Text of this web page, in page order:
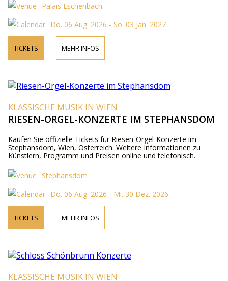
Palais Eschenbach
Do. 06 Aug. 2026 - So. 03 Jan. 2027
TICKETS MEHR INFOS
KLASSISCHE MUSIK IN WIEN
RIESEN-ORGEL-KONZERTE IM STEPHANSDOM
Kaufen Sie offizielle Tickets für Riesen-Orgel-Konzerte im
Stephansdom, Wien, Österreich. Weitere Informationen zu
Künstlern, Programm und Preisen online und telefonisch.
Stephansdom
Do. 06 Aug. 2026 - Mi. 30 Dez. 2026
TICKETS MEHR INFOS
KLASSISCHE MUSIK IN WIEN